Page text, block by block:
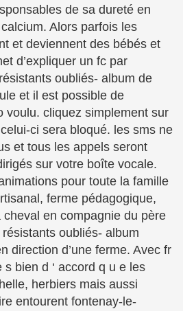
de sa dureté en
Alors parfois les
et deviennent des bébés et
d’expliquer un fc par
oubliés- album de
et il est possible de
voulu. cliquez simplement sur
ci sera bloqué. les sms ne
et tous les appels seront
sur votre boîte vocale.
pour toute la famille
ferme pédagogique,
en compagnie du père
oubliés- album
direction d’une ferme. Avec fr
bien d ‘ accord q u e les
herbiers mais aussi
entourent fontenay-le-